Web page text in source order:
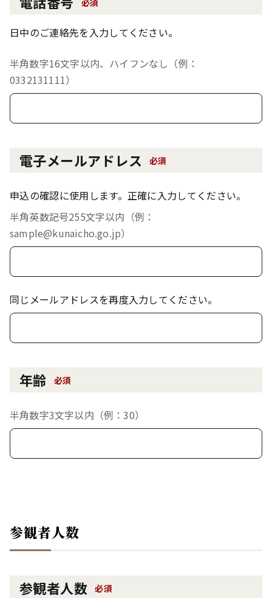
必須
日中のご連絡先を入力してください。
半角数字16文字以内、ハイフンなし（例：
0332131111）
電子メールアドレス 必須
申込の確認に使用します。正確に入力してください。
半角英数記号255文字以内（例：
sample@kunaicho.go.jp）
同じメールアドレスを再度入力してください。
年齢 必須
半角数字3文字以内（例：30）
参観者人数
参観者人数 必須